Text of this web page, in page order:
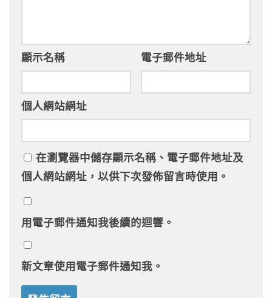
顯示名稱 電子郵件地址
個人網站網址
在瀏覽器中儲存顯示名稱、電子郵件地址及
個人網站網址，以供下次發佈留言時使用。
用電子郵件通知我後續的迴響。
新文章使用電子郵件通知我。